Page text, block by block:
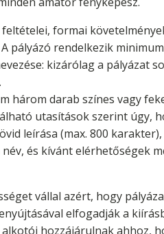
formai
pályázó rendelkezik
kizárólag a pályázat
három darab színes vagy
utasítások szerint úgy,
leírása (max. 800
és kívánt elérhetőségek
vállal azért, hogy
elfogadják a
hozzájárulnak ahhoz,